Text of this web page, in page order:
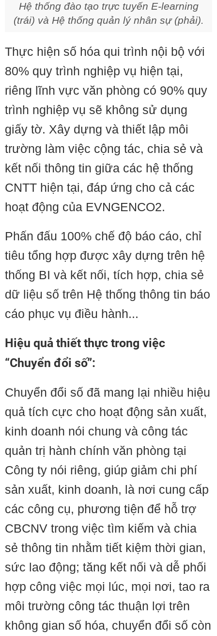
Hệ thống đào tạo trực tuyến E-learning
(trái) và Hệ thống quản lý nhân sự (phải).
Thực hiện số hóa qui trình nội bộ với
80% quy trình nghiệp vụ hiện tại,
riêng lĩnh vực văn phòng có 90% quy
trình nghiệp vụ sẽ không sử dụng
giấy tờ. Xây dựng và thiết lập môi
trường làm việc cộng tác, chia sẻ và
kết nối thông tin giữa các hệ thống
CNTT hiện tại, đáp ứng cho cả các
hoạt động của EVNGENCO2.
Phấn đấu 100% chế độ báo cáo, chỉ
tiêu tổng hợp được xây dựng trên hệ
thống BI và kết nối, tích hợp, chia sẻ
dữ liệu số trên Hệ thống thông tin báo
cáo phục vụ điều hành...
Hiệu quả thiết thực trong việc
“Chuyển đổi số”:
Chuyển đổi số đã mang lại nhiều hiệu
quả tích cực cho hoạt động sản xuất,
kinh doanh nói chung và công tác
quản trị hành chính văn phòng tại
Công ty nói riêng, giúp giảm chi phí
sản xuất, kinh doanh, là nơi cung cấp
các công cụ, phương tiện để hỗ trợ
CBCNV trong việc tìm kiếm và chia
sẻ thông tin nhằm tiết kiệm thời gian,
sức lao động; tăng kết nối và dễ phối
hợp công việc mọi lúc, mọi nơi, tao ra
môi trường công tác thuận lợi trên
không gian số hóa, chuyển đổi số còn